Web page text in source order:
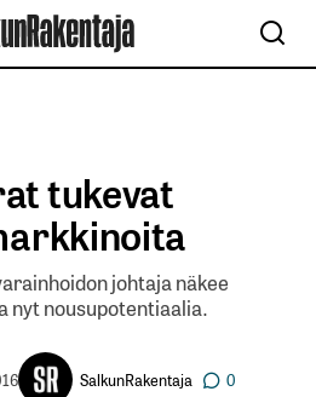
tukevat
johtaja näkee
nyt nousupotentiaalia.
SalkunRakentaja 0